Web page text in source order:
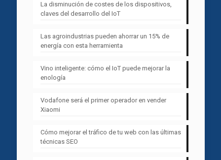
La disminución de costes de los dispositivos,
claves del desarrollo del IoT
Las agroindustrias pueden ahorrar un 15% de
energía con esta herramienta
Vino inteligente: cómo el IoT puede mejorar la
enología
Vodafone será el primer operador en vender
Xiaomi
Cómo mejorar el tráfico de tu web con las últimas
técnicas SEO